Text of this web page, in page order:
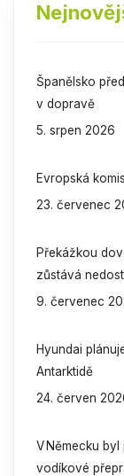
Španělsko
v dopravě
5. srpen 2026
Evropská
23. červenec
Překážkou
zůstává
9. červenec
Hyundai
Antarktidě
24. červen
V Německu
vodíkové